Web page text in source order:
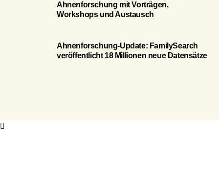
Ahnenforschung mit Vorträgen,
Workshops und Austausch
Ahnenforschung-Update: FamilySearch
veröffentlicht 18 Millionen neue Datensätze